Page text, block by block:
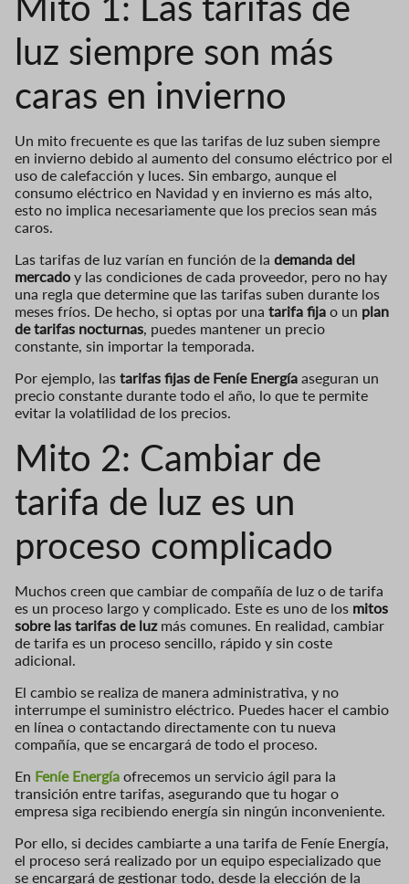
luz siempre son más
caras en invierno
Un mito frecuente es que las tarifas de luz suben siempre
en invierno debido al aumento del consumo eléctrico por el
uso de calefacción y luces. Sin embargo, aunque el
consumo eléctrico en Navidad y en invierno es más alto,
esto no implica necesariamente que los precios sean más
caros.
Las tarifas de luz varían en función de la demanda del
mercado y las condiciones de cada proveedor, pero no hay
una regla que determine que las tarifas suben durante los
meses fríos. De hecho, si optas por una tarifa fija o un plan
de tarifas nocturnas, puedes mantener un precio
constante, sin importar la temporada.
Por ejemplo, las tarifas fijas de Feníe Energía aseguran un
precio constante durante todo el año, lo que te permite
evitar la volatilidad de los precios.
Mito 2: Cambiar de
tarifa de luz es un
proceso complicado
Muchos creen que cambiar de compañía de luz o de tarifa
es un proceso largo y complicado. Este es uno de los mitos
sobre las tarifas de luzmás comunes. En realidad, cambiar
de tarifa es un proceso sencillo, rápido y sin coste
adicional.
El cambio se realiza de manera administrativa, y no
interrumpe el suministro eléctrico. Puedes hacer el cambio
en línea o contactando directamente con tu nueva
compañía, que se encargará de todo el proceso.
En Feníe Energía ofrecemos un servicio ágil para la
transición entre tarifas, asegurando que tu hogar o
empresa siga recibiendo energía sin ningún inconveniente.
Por ello, si decides cambiarte a una tarifa de Feníe Energía,
el proceso será realizado por un equipo especializado que
se encargará de gestionar todo, desde la elección de la